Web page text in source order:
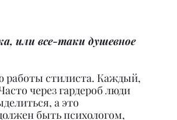
или все-таки душевное
работы стилиста. Каждый,
через гардероб люди
а это
быть психологом,